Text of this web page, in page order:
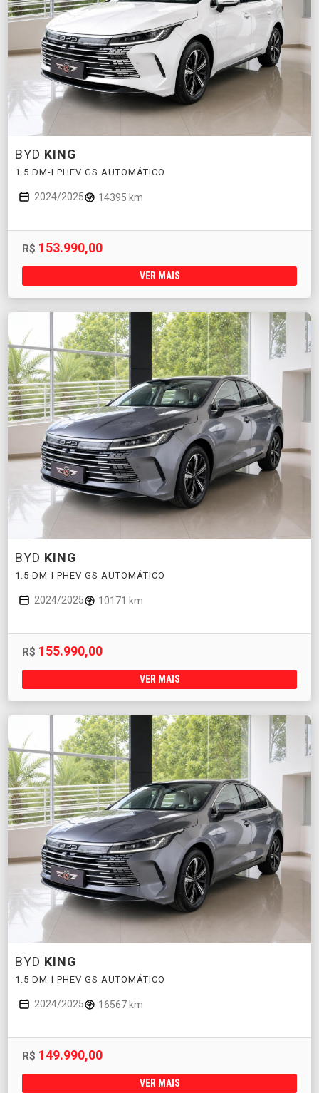
BYD KING
1.5 DM-I PHEV GS AUTOMÁTICO
2024/2025 14395 km
R$ 153.990,00
VER MAIS
BYD KING
1.5 DM-I PHEV GS AUTOMÁTICO
2024/2025 10171 km
R$ 155.990,00
VER MAIS
BYD KING
1.5 DM-I PHEV GS AUTOMÁTICO
2024/2025 16567 km
R$ 149.990,00
VER MAIS